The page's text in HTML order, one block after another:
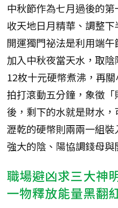
中秋節作為七月過後的
收天地日月精華、調整下
開運獨門祕法是利用端午
加入中秋夜當天水，取
12枚十元硬幣煮沸，再
拍打滾動五分鐘，象徵
後，剩下的水就是財水，
瀝乾的硬幣則兩兩一組
強大的陰、陽協調錢母與
職場避凶求三大神
一物釋放能量黑翻